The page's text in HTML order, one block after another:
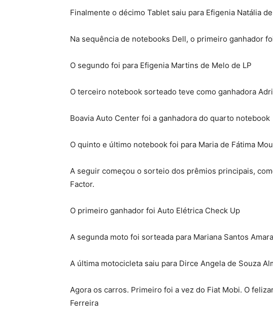
Finalmente o décimo Tablet saiu para Efigenia Natália
Na sequência de notebooks Dell, o primeiro ganhador
O segundo foi para Efigenia Martins de Melo de LP
O terceiro notebook sorteado teve como ganhadora
Boavia Auto Center foi a ganhadora do quarto notebook
O quinto e último notebook foi para Maria de Fátima
A seguir começou o sorteio dos prêmios principais,
Factor.
O primeiro ganhador foi Auto Elétrica Check Up
A segunda moto foi sorteada para Mariana Santos
A última motocicleta saiu para Dirce Angela de Souza
Agora os carros. Primeiro foi a vez do Fiat Mobi. O
Ferreira